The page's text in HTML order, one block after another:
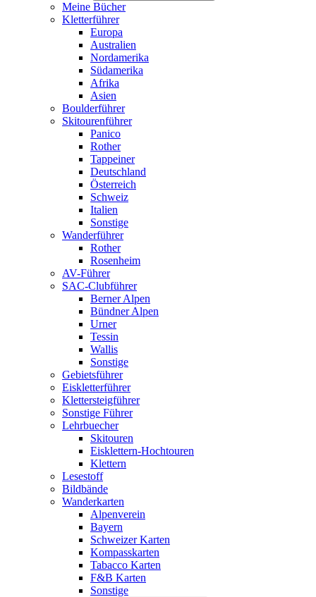
Meine Bücher
Kletterführer
Europa
Australien
Nordamerika
Südamerika
Afrika
Asien
Boulderführer
Skitourenführer
Panico
Rother
Tappeiner
Deutschland
Österreich
Schweiz
Italien
Sonstige
Wanderführer
Rother
Rosenheim
AV-Führer
SAC-Clubführer
Berner Alpen
Bündner Alpen
Urner
Tessin
Wallis
Sonstige
Gebietsführer
Eiskletterführer
Klettersteigführer
Sonstige Führer
Lehrbuecher
Skitouren
Eisklettern-Hochtouren
Klettern
Lesestoff
Bildbände
Wanderkarten
Alpenverein
Bayern
Schweizer Karten
Kompasskarten
Tabacco Karten
F&B Karten
Sonstige